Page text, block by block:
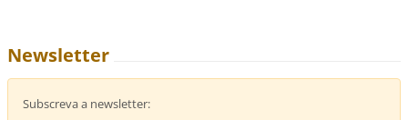
Newsletter
Subscreva a newsletter: